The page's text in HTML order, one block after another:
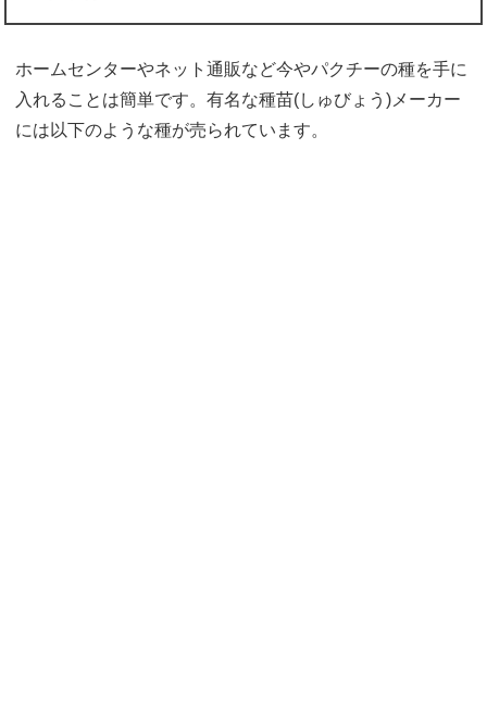
ホームセンターやネット通販など今やパクチーの種を手に
入れることは簡単です。有名な種苗(しゅびょう)メーカー
には以下のような種が売られています。